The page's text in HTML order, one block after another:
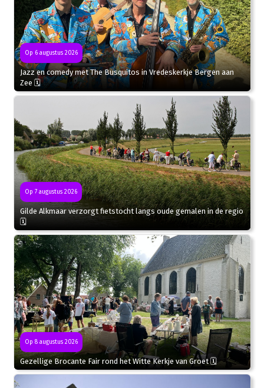
Op 6 augustus 2026
Jazz en comedy met The Busquitos in Vredeskerkje Bergen aan
Zee 🗓
Op 7 augustus 2026
Gilde Alkmaar verzorgt fietstocht langs oude gemalen in de regio
🗓
Op 8 augustus 2026
Gezellige Brocante Fair rond het Witte Kerkje van Groet 🗓